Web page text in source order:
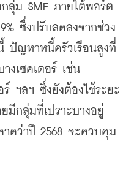
ม SME ภายใต้พอร์ต
ซึ่งปรับลดลงจากช่วง
ปัญหาหนี้ครัวเรือนสูงที่
งเซคเตอร์ เช่น
ฯลฯ ซึ่งยังต้องใช้ระยะ
มีกลุ่มที่เปราะบางอยู่
ดว่าปี 2568 จะควบคุม